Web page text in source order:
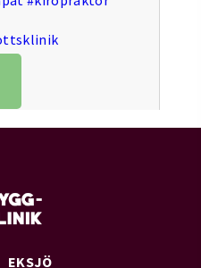
& idrottsklinik
EKSJÖ